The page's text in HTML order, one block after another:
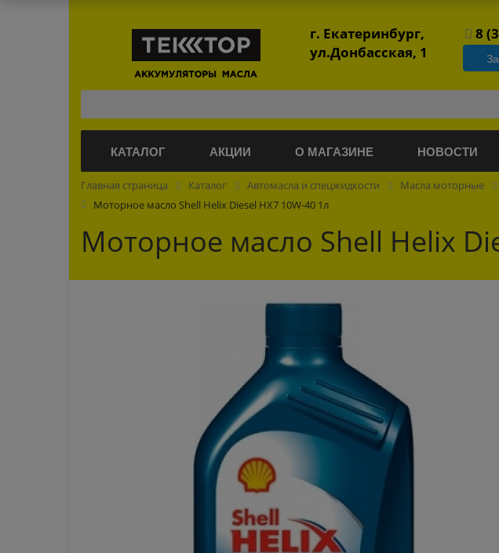
г. Екатеринбург,
ул.Донбасская, 1
8
КАТАЛОГ АКЦИИ О МАГАЗИНЕ НОВОСТИ
Главная страница Каталог Автомасла и спецжидкости Масла моторные
Моторное масло Shell Helix Diesel HX7 10W-40 1л
Моторное масло Shell Helix